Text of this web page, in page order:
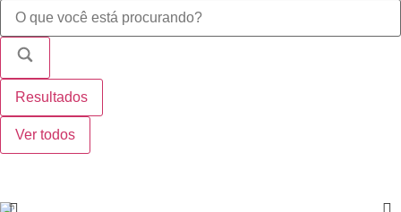
Resultados
Ver todos